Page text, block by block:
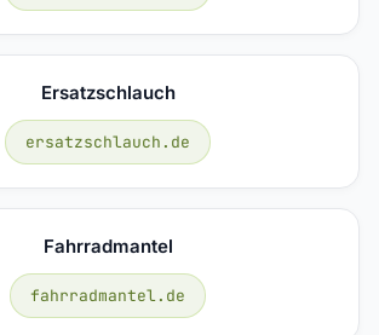
Ersatzschlauch
ersatzschlauch.de
Fahrradmantel
fahrradmantel.de